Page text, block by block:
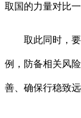
取国的力量对比一
取此同时，要
例，防备相关风险
善、确保行稳致远